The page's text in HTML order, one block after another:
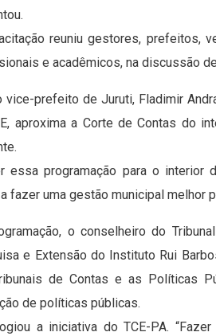
reuniu gestores, prefeitos,
e acadêmicos, na discussão
vice-prefeito de Juruti, Fladimir
aproxima a Corte de Contas do
essa programação para o
fazer uma gestão municipal melhor
o conselheiro do
e Extensão do Instituto Rui
de Contas e as Políticas
de políticas públicas.
a iniciativa do TCE-PA.